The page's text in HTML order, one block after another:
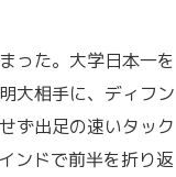
った。大学日本一を
大相手に、ディフン
ず出足の速いタック
ンドで前半を折り返